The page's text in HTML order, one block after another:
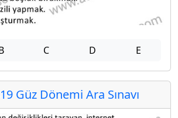
C D E
Güz Dönemi Ara Sınavı